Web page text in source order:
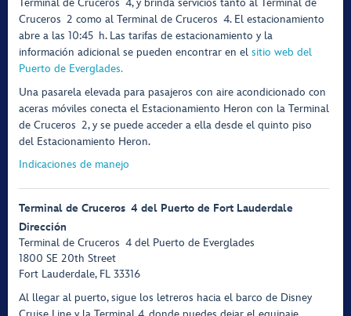
Cruceros 2 como al Terminal de Cruceros 4. El estacionamiento
abre a las 10:45 h. Las tarifas de estacionamiento y la
información adicional se pueden encontrar en el sitio web del
Puerto de Everglades.
Una pasarela elevada para pasajeros con aire acondicionado con
aceras móviles conecta el Estacionamiento Heron con la Terminal
de Cruceros 2, y se puede acceder a ella desde el quinto piso
del Estacionamiento Heron.
Indicaciones de manejo
Terminal de Cruceros 4 del Puerto de Fort Lauderdale
Dirección
Terminal de Cruceros 4 del Puerto de Everglades
1800 SE 20th Street
Fort Lauderdale, FL 33316
Al llegar al puerto, sigue los letreros hacia el barco de Disney